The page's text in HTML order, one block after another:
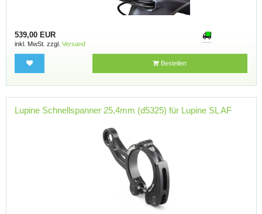
539,00 EUR
inkl. MwSt. zzgl. Versand
Bestellen
Lupine Schnellspanner 25,4mm (d5325) für Lupine SL AF